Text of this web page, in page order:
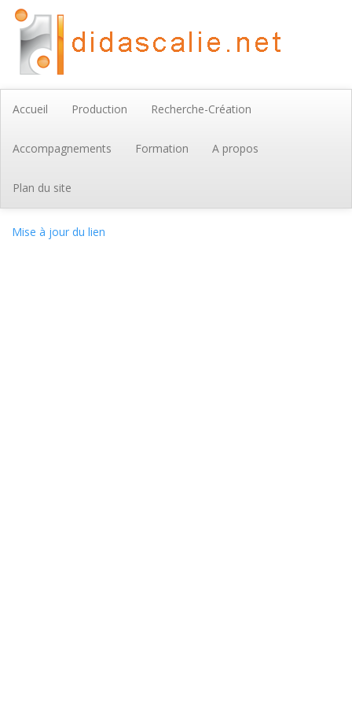
Accueil Production Recherche-Création
Accompagnements Formation A propos
Plan du site
Mise à jour du lien